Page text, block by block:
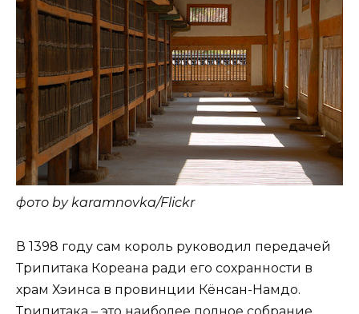
фото by karamnovka/Flickr
В 1398 году сам король руководил передачей
Трипитака Кореана ради его сохранности в
храм Хэинса в провинции Кёнсан-Намдо.
Трипитака – это наиболее полное собрание